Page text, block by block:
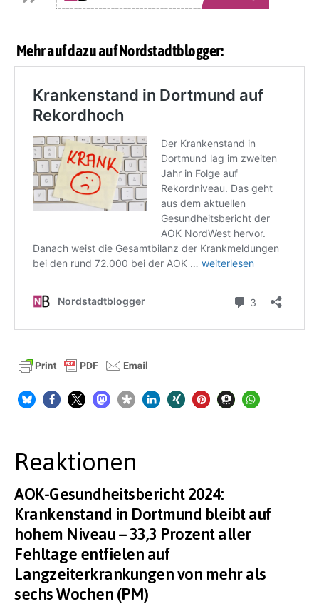
Mehr auf dazu auf Nordstadtblogger:
Reaktionen
AOK-Gesundheitsbericht 2024:
Krankenstand in Dortmund bleibt auf
hohem Niveau – 33,3 Prozent aller
Fehltage entfielen auf
Langzeiterkrankungen von mehr als
sechs Wochen (PM)